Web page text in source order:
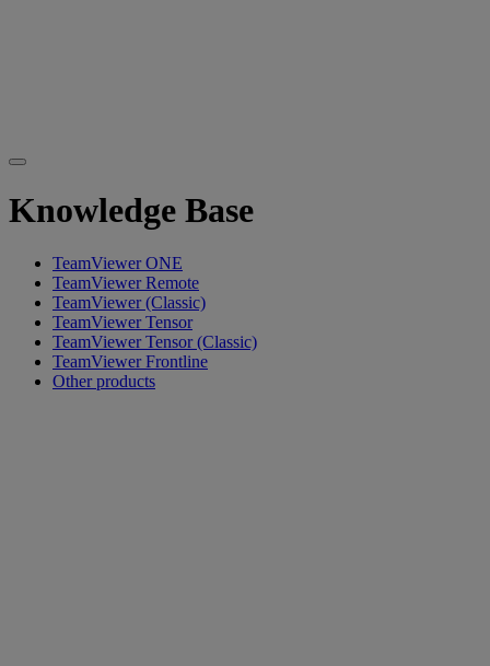
Knowledge Base
TeamViewer ONE
TeamViewer Remote
TeamViewer (Classic)
TeamViewer Tensor
TeamViewer Tensor (Classic)
TeamViewer Frontline
Other products